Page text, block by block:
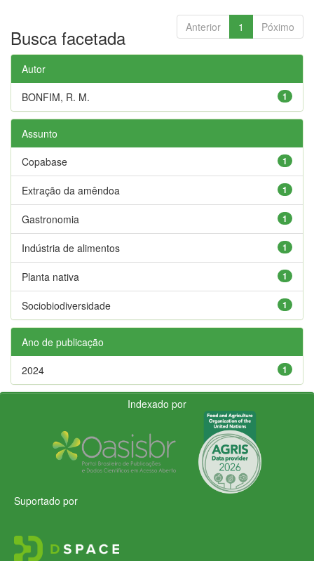
Anterior 1 Póximo
Busca facetada
Autor
1
BONFIM, R. M.
Assunto
1
Copabase
1
Extração da amêndoa
1
Gastronomia
1
Indústria de alimentos
1
Planta nativa
1
Sociobiodiversidade
Ano de publicação
1
2024
Indexado por
Suportado por